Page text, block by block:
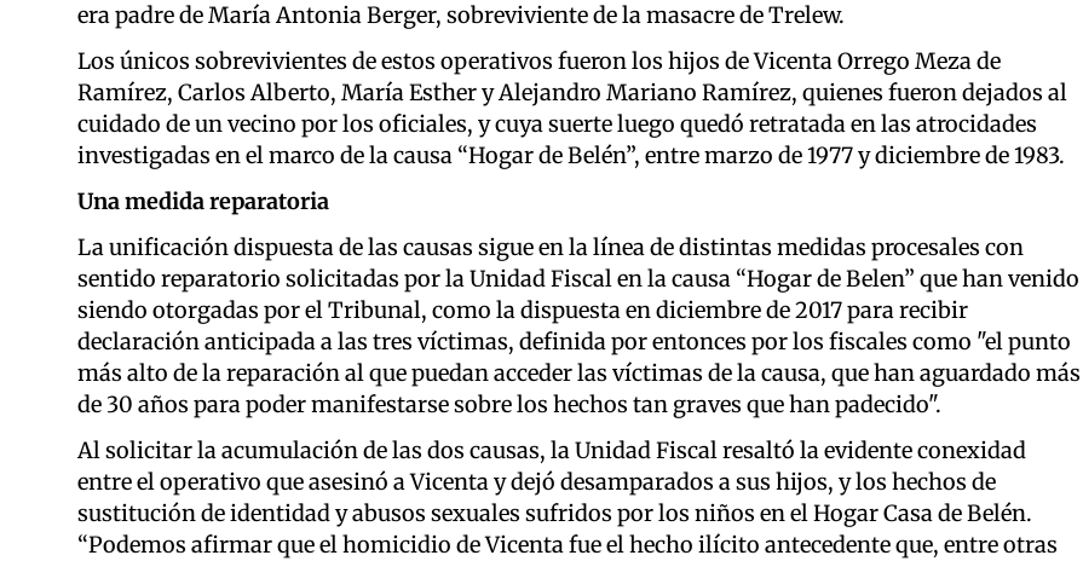
era padre de María Antonia Berger, sobreviviente de la masacre de Trelew.
Los únicos sobrevivientes de estos operativos fueron los hijos de Vicenta Orrego Meza de
Ramírez, Carlos Alberto, María Esther y Alejandro Mariano Ramírez, quienes fueron dejados al
cuidado de un vecino por los oficiales, y cuya suerte luego quedó retratada en las atrocidades
investigadas en el marco de la causa “Hogar de Belén”, entre marzo de 1977 y diciembre de 1983.
Una medida reparatoria
La unificación dispuesta de las causas sigue en la línea de distintas medidas procesales con
sentido reparatorio solicitadas por la Unidad Fiscal en la causa “Hogar de Belen” que han venido
siendo otorgadas por el Tribunal, como la dispuesta en diciembre de 2017 para recibir
declaración anticipada a las tres víctimas, definida por entonces por los fiscales como "el punto
más alto de la reparación al que puedan acceder las víctimas de la causa, que han aguardado más
de 30 años para poder manifestarse sobre los hechos tan graves que han padecido".
Al solicitar la acumulación de las dos causas, la Unidad Fiscal resaltó la evidente conexidad
entre el operativo que asesinó a Vicenta y dejó desamparados a sus hijos, y los hechos de
sustitución de identidad y abusos sexuales sufridos por los niños en el Hogar Casa de Belén.
“Podemos afirmar que el homicidio de Vicenta fue el hecho ilícito antecedente que, entre otras